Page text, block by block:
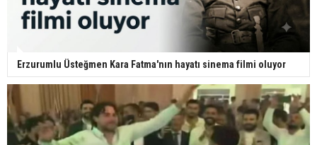
Erzurumlu Üsteğmen Kara Fatma'nın hayatı sinema filmi oluyor